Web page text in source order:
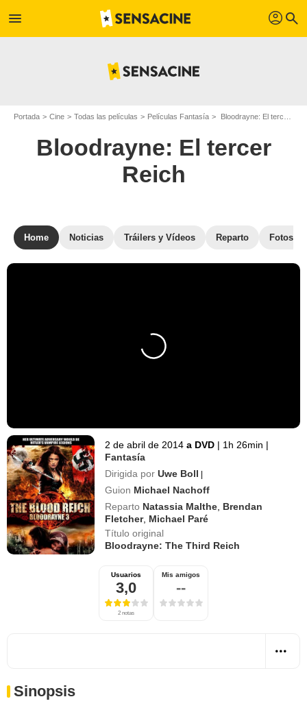
menu profil search
Portada Cine Todas las películas Películas Fantasía Bloodrayne: El tercer Reich
Bloodrayne: El tercer
Reich
Home Noticias Tráilers y Vídeos Reparto Fotos
2 de abril de 2014 a DVD | 1h 26min |
Fantasía
Dirigida por Uwe Boll |
Guion Michael Nachoff
Reparto Natassia Malthe Brendan
Fletcher, Michael Paré
Título original
Bloodrayne: The Third Reich
Usuarios
3,0
2 notas
Mis amigos
--
Sinopsis